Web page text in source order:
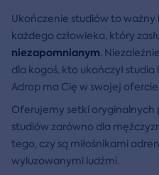
Ukończenie studiów to
każdego człowieka, który
niezapomnianym.
dla kogoś, kto ukończył
Adrop ma Cię w swojej ofercie.
Oferujemy setki oryginalnych
studiów zarówno dla
tego, czy są miłośnikami
wyluzowanymi ludźmi.